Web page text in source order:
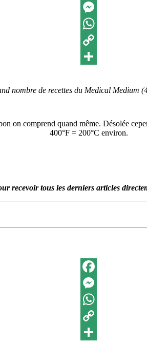
Facebook
Messenger
WhatsApp
Copy
nombre de recettes du Medical Medium
on comprend quand même. Désolée
400°F = 200°C environ.
recevoir tous les derniers articles
Facebook
Messenger
WhatsApp
Copy